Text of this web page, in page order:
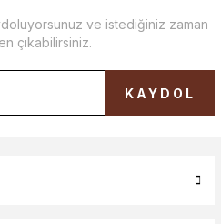
ve istediğiniz zaman
çıkabilirsiniz.
KAYDOL